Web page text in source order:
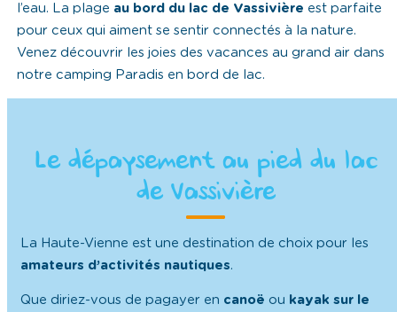
l’eau. La plage au bord du lac de Vassivière est parfaite
pour ceux qui aiment se sentir connectés à la nature.
Venez découvrir les joies des vacances au grand air dans
notre camping Paradis en bord de lac.
Le dépaysement au pied du lac
de Vassivière
La Haute-Vienne est une destination de choix pour les
amateurs d’activités nautiques.
Que diriez-vous de pagayer en canoë ou kayak sur le